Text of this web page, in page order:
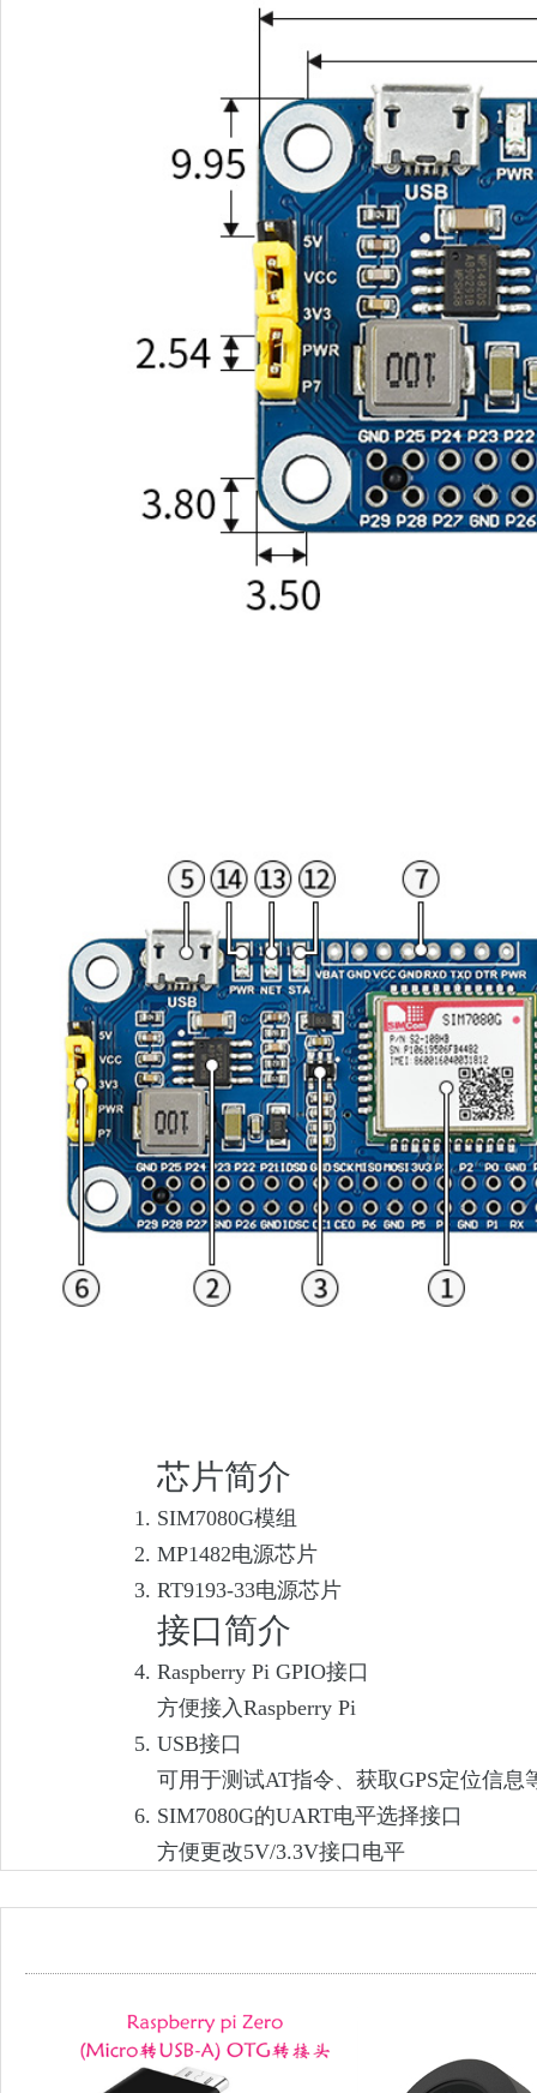
芯片简介
SIM7080G模组
MP1482电源芯片
RT9193-33电源芯片
接口简介
Raspberry Pi GPIO接口
方便接入Raspberry Pi
USB接口
可用于测试AT指令、获取GPS定位信息
SIM7080G的UART电平选择接口
方便更改5V/3.3V接口电平